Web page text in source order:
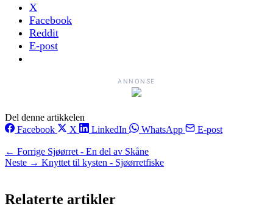
X
Facebook
Reddit
E-post
ANNONSE
Del denne artikkelen
Facebook
X LinkedIn WhatsApp E-post
← Forrige Sjøørret - En del av Skåne
Neste → Knyttet til kysten - Sjøørretfiske
Relaterte artikler